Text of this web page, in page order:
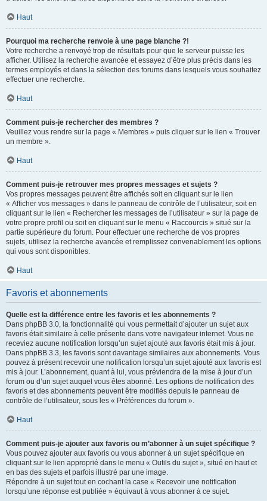
Haut
Pourquoi ma recherche renvoie à une page blanche ?!
Votre recherche a renvoyé trop de résultats pour que le serveur puisse les
afficher. Utilisez la recherche avancée et essayez d’être plus précis dans les
termes employés et dans la sélection des forums dans lesquels vous souhaitez
effectuer une recherche.
Haut
Comment puis-je rechercher des membres ?
Veuillez vous rendre sur la page « Membres » puis cliquer sur le lien « Trouver
un membre ».
Haut
Comment puis-je retrouver mes propres messages et sujets ?
Vos propres messages peuvent être affichés soit en cliquant sur le lien
« Afficher vos messages » dans le panneau de contrôle de l’utilisateur, soit en
cliquant sur le lien « Rechercher les messages de l’utilisateur » sur la page de
votre propre profil ou soit en cliquant sur le menu « Raccourcis » situé sur la
partie supérieure du forum. Pour effectuer une recherche de vos propres
sujets, utilisez la recherche avancée et remplissez convenablement les options
qui vous sont disponibles.
Haut
Favoris et abonnements
Quelle est la différence entre les favoris et les abonnements ?
Dans phpBB 3.0, la fonctionnalité qui vous permettait d’ajouter un sujet aux
favoris était similaire à celle présente dans votre navigateur internet. Vous ne
receviez aucune notification lorsqu’un sujet ajouté aux favoris était mis à jour.
Dans phpBB 3.3, les favoris sont davantage similaires aux abonnements. Vous
pouvez à présent recevoir une notification lorsqu’un sujet ajouté aux favoris est
mis à jour. L’abonnement, quant à lui, vous préviendra de la mise à jour d’un
forum ou d’un sujet auquel vous êtes abonné. Les options de notification des
favoris et des abonnements peuvent être modifiés depuis le panneau de
contrôle de l’utilisateur, sous les « Préférences du forum ».
Haut
Comment puis-je ajouter aux favoris ou m’abonner à un sujet spécifique ?
Vous pouvez ajouter aux favoris ou vous abonner à un sujet spécifique en
cliquant sur le lien approprié dans le menu « Outils du sujet », situé en haut et
en bas des sujets et parfois illustré par une image.
Répondre à un sujet tout en cochant la case « Recevoir une notification
lorsqu’une réponse est publiée » équivaut à vous abonner à ce sujet.